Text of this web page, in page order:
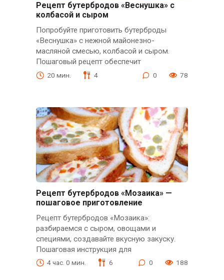
Рецепт бутербродов «Веснушка» с
колбасой и сыром
Попробуйте приготовить бутерброды
«Веснушка» с нежной майонезно-
масляной смесью, колбасой и сыром.
Пошаговый рецепт обеспечит
20 мин. 4 0 78
Рецепт бутербродов «Мозаика» —
пошаговое приготовление
Рецепт бутербродов «Мозаика»:
разбираемся с сыром, овощами и
специями, создавайте вкусную закуску.
Пошаговая инструкция для
4 час. 0 мин. 6 0 188